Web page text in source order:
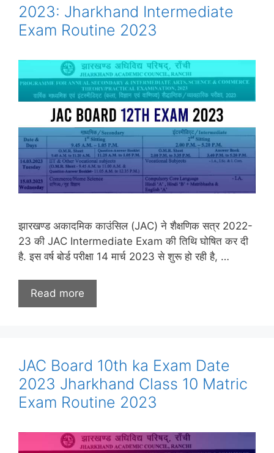
2023: Jharkhand Intermediate
Exam Routine 2023
झारखण्ड अकादमिक काउंसिल (JAC) ने शैक्षणिक सत्र 2022-
23 की JAC Intermediate Exam की तिथि घोषित कर दी
है. इस वर्ष बोर्ड परीक्षा 14 मार्च 2023 से शुरू हो रही है, …
Read more
JAC Board 10th ka Exam Date
2023 Jharkhand Class 10 Matric
Exam Routine 2023